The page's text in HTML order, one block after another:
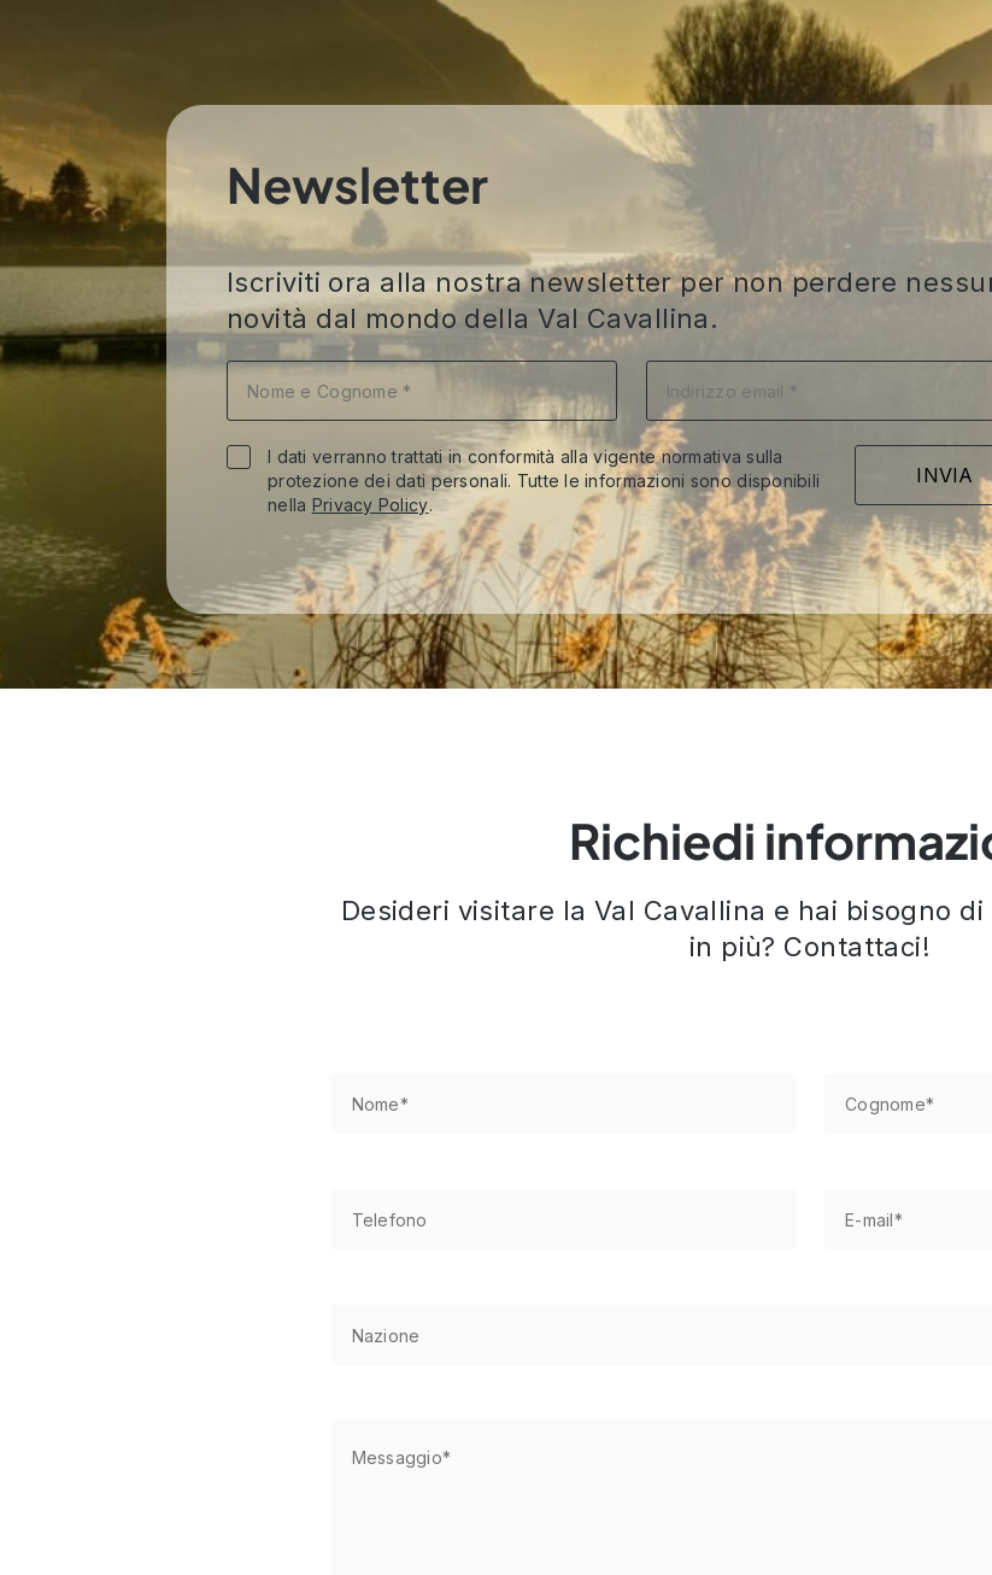
Newsletter
Iscriviti ora alla nostra newsletter per non perdere
novità dal mondo della Val Cavallina.
I dati verranno trattati in conformità alla vigente normativa sulla
protezione dei dati personali. Tutte le informazioni sono disponibili
nella Privacy Policy.
Richiedi
Desideri visitare la Val Cavallina e hai bisogno
in più? Contattaci!